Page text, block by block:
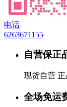
电话
6263671155
自营保正
现货自营
全场免运